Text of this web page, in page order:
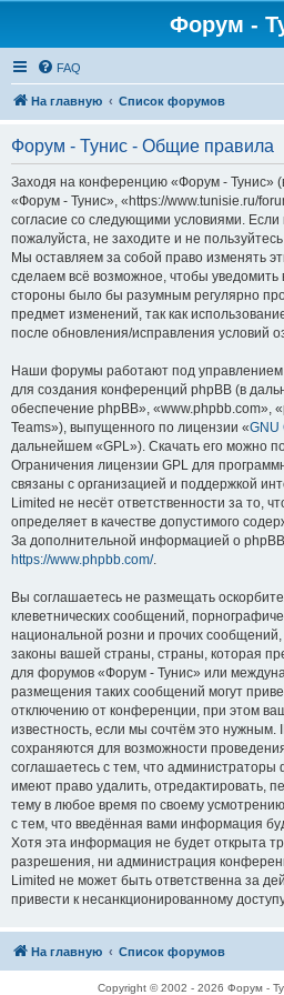
Форум -
FAQ
На главную Список форумов
Форум - Тунис - Общие правила
Заходя на конференцию «Форум -
«Форум - Тунис», «https://www.tunisie.ru/
согласие со следующими условиями.
пожалуйста, не заходите и не
Мы оставляем за собой право изменять
сделаем всё возможное, чтобы уведомить
стороны было бы разумным регулярно
предмет изменений, так как
после обновления/исправления условий
Наши форумы работают под управлением
для создания конференций phpBB (в
обеспечение phpBB», «www.phpbb.com»,
Teams»), выпущенного по лицензии «GNU
дальнейшем «GPL»). Скачать его можно
Ограничения лицензии GPL для
связаны с организацией и поддержкой
Limited не несёт ответственности за то,
определяет в качестве допустимого
За дополнительной информацией о
https://www.phpbb.com/.
Вы соглашаетесь не размещать
клеветнических сообщений,
национальной розни и прочих
законы вашей страны, страны, которая
для форумов «Форум - Тунис» или
размещения таких сообщений могут
отключению от конференции, при этом
известность, если мы сочтём это нужным.
сохраняются для возможности
соглашаетесь с тем, что
имеют право удалить, отредактировать,
тему в любое время по своему
с тем, что введённая вами информация
Хотя эта информация не будет открыта
разрешения, ни администрация
Limited не может быть ответственна за
привести к несанкционированному
На главную Список форумов
Copyright © 2002 - 2026 Форум -